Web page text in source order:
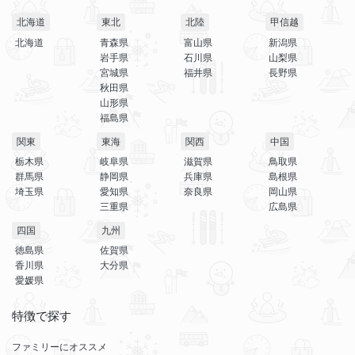
北海道
北海道
東北
青森県
岩手県
宮城県
秋田県
山形県
福島県
北陸
富山県
石川県
福井県
甲信越
新潟県
山梨県
長野県
関東
栃木県
群馬県
埼玉県
東海
岐阜県
静岡県
愛知県
三重県
関西
滋賀県
兵庫県
奈良県
中国
鳥取県
島根県
岡山県
広島県
四国
徳島県
香川県
愛媛県
九州
佐賀県
大分県
特徴で探す
ファミリーにオススメ